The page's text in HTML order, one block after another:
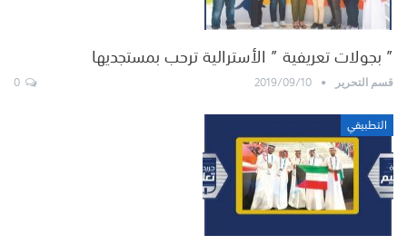
” بجولات تعريفية ” الأسترالية ترحب بمستجديها
قسم التحرير 2019/09/10
التطبيقي